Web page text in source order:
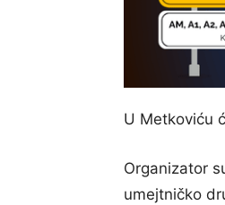
U Metkoviću
Organizator
umejtničko